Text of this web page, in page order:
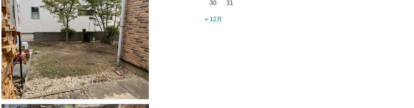
« 12月
30 31